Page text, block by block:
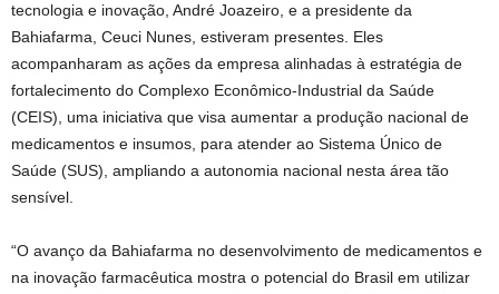
tecnologia e inovação, André Joazeiro, e a presidente da
Bahiafarma, Ceuci Nunes, estiveram presentes. Eles
acompanharam as ações da empresa alinhadas à estratégia de
fortalecimento do Complexo Econômico-Industrial da Saúde
(CEIS), uma iniciativa que visa aumentar a produção nacional de
medicamentos e insumos, para atender ao Sistema Único de
Saúde (SUS), ampliando a autonomia nacional nesta área tão
sensível.
“O avanço da Bahiafarma no desenvolvimento de medicamentos e
na inovação farmacêutica mostra o potencial do Brasil em utilizar